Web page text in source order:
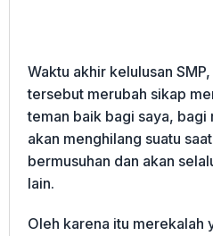
Waktu akhir kelulusan
tersebut merubah sikap
teman baik bagi saya, bagi
akan menghilang suatu
bermusuhan dan akan
lain.
Oleh karena itu merekalah